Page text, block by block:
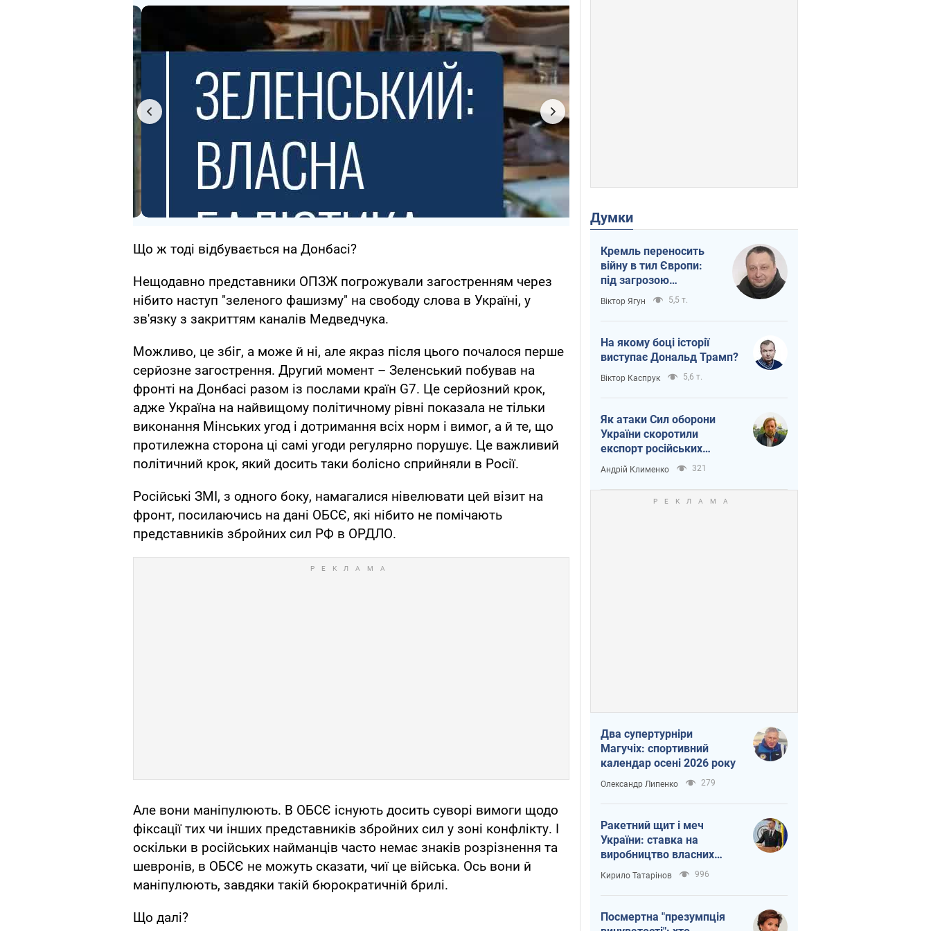
Що ж тоді відбувається на Донбасі?
Нещодавно представники ОПЗЖ погрожували загостренням через
нібито наступ "зеленого фашизму" на свободу слова в Україні, у
зв'язку з закриттям каналів Медведчука.
Можливо, це збіг, а може й ні, але якраз після цього почалося перше
серйозне загострення. Другий момент – Зеленський побував на
фронті на Донбасі разом із послами країн G7. Це серйозний крок,
адже Україна на найвищому політичному рівні показала не тільки
виконання Мінських угод і дотримання всіх норм і вимог, а й те, що
протилежна сторона ці самі угоди регулярно порушує. Це важливий
політичний крок, який досить таки болісно сприйняли в Росії.
Російські ЗМІ, з одного боку, намагалися нівелювати цей візит на
фронт, посилаючись на дані ОБСЄ, які нібито не помічають
представників збройних сил РФ в ОРДЛО.
Але вони маніпулюють. В ОБСЄ існують досить суворі вимоги щодо
фіксації тих чи інших представників збройних сил у зоні конфлікту. І
оскільки в російських найманців часто немає знаків розрізнення та
шевронів, в ОБСЄ не можуть сказати, чиї це війська. Ось вони й
маніпулюють, завдяки такій бюрократичній брилі.
Що далі?
Думки
Кремль переносить
війну в тил Європи:
під загрозою
критична логістика
Віктор Ягун 5,5 т.
На якому боці історії
виступає Дональд Трамп?
Віктор Каспрук 5,6 т.
Як атаки Сил оборони
України скоротили
експорт російських
нафтопродуктів
Андрій Клименко 321
Два супертурніри
Магучіх: спортивний
календар осені 2026 року
Олександр Липенко 279
Ракетний щит і меч
України: ставка на
виробництво власних
ракет
Кирило Татарінов 996
Посмертна "презумпція